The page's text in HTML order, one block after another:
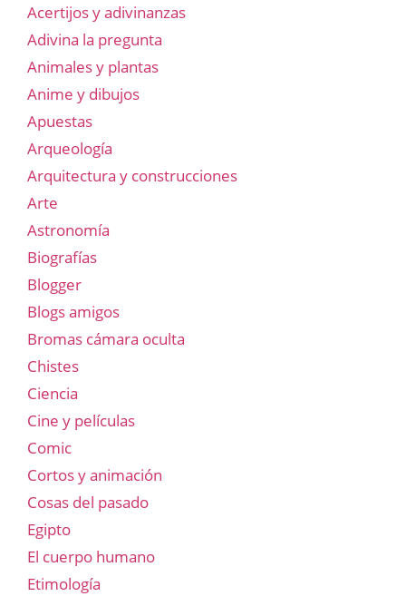
Acertijos y adivinanzas
Adivina la pregunta
Animales y plantas
Anime y dibujos
Apuestas
Arqueología
Arquitectura y construcciones
Arte
Astronomía
Biografías
Blogger
Blogs amigos
Bromas cámara oculta
Chistes
Ciencia
Cine y películas
Comic
Cortos y animación
Cosas del pasado
Egipto
El cuerpo humano
Etimología